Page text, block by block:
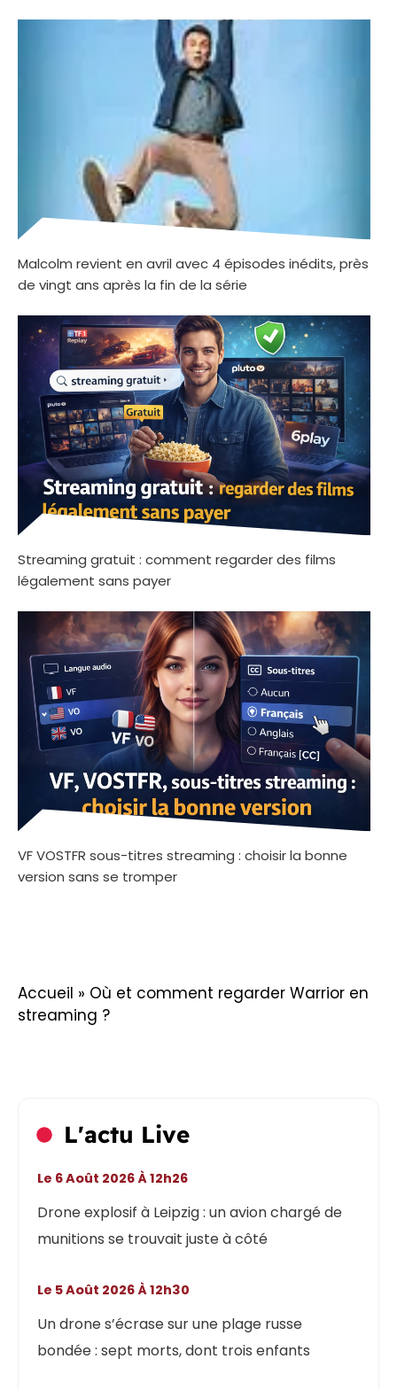
Malcolm revient en avril avec 4 épisodes inédits, près
de vingt ans après la fin de la série
Streaming gratuit : comment regarder des films
légalement sans payer
VF VOSTFR sous-titres streaming : choisir la bonne
version sans se tromper
Accueil » Où et comment regarder Warrior en
streaming ?
L'actu Live
Drone explosif à Leipzig : un avion chargé de
munitions se trouvait juste à côté
Le 6 Août 2026 À 12h26
Un drone s’écrase sur une plage russe
bondée : sept morts, dont trois enfants
Le 5 Août 2026 À 12h30